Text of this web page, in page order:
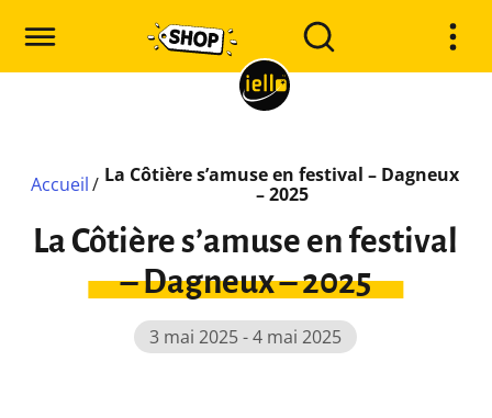
Accueil/ La Côtière s’amuse en festival – Dagneux
– 2025
La Côtière s’amuse en festival
– Dagneux – 2025
3 mai 2025 - 4 mai 2025